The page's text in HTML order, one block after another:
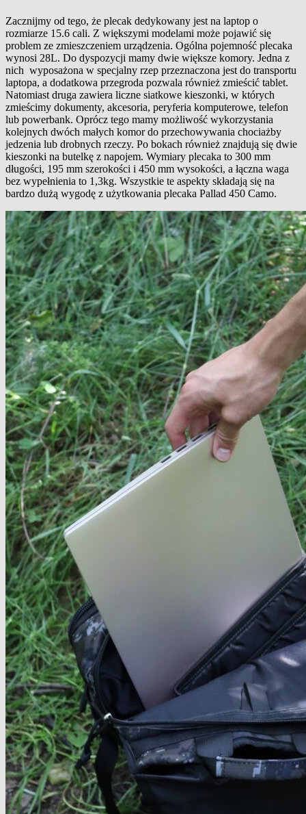
Zacznijmy od tego, że plecak dedykowany jest na laptop o
rozmiarze 15.6 cali. Z większymi modelami może pojawić się
problem ze zmieszczeniem urządzenia. Ogólna pojemność plecaka
wynosi 28L. Do dyspozycji mamy dwie większe komory. Jedna z
nich wyposażona w specjalny rzep przeznaczona jest do transportu
laptopa, a dodatkowa przegroda pozwala również zmieścić tablet.
Natomiast druga zawiera liczne siatkowe kieszonki, w których
zmieścimy dokumenty, akcesoria, peryferia komputerowe, telefon
lub powerbank. Oprócz tego mamy możliwość wykorzystania
kolejnych dwóch małych komor do przechowywania chociażby
jedzenia lub drobnych rzeczy. Po bokach również znajdują się dwie
kieszonki na butelkę z napojem. Wymiary plecaka to 300 mm
długości, 195 mm szerokości i 450 mm wysokości, a łączna waga
bez wypełnienia to 1,3kg. Wszystkie te aspekty składają się na
bardzo dużą wygodę z użytkowania plecaka Pallad 450 Camo.